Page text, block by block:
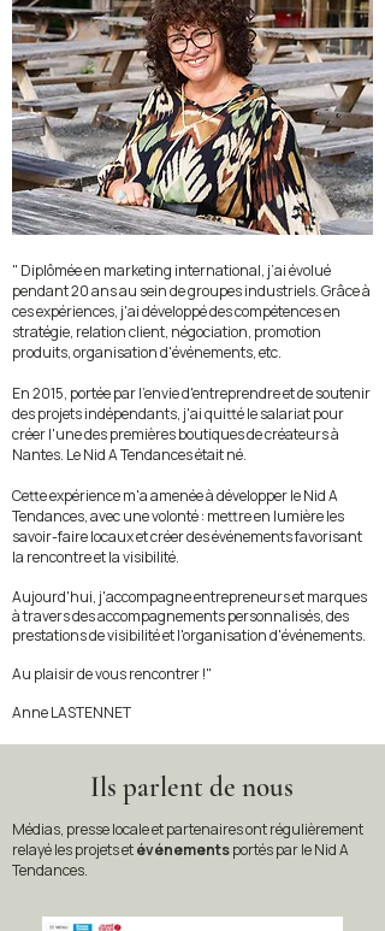
" Diplômée en marketing international, j’ai évolué
pendant 20 ans au sein de groupes industriels. Grâce à
ces expériences, j'ai développé des compétences en
stratégie, relation client, négociation, promotion
produits, organisation d'événements, etc.
En 2015, portée par l'envie d'entreprendre et de soutenir
des projets indépendants, j'ai quitté le salariat pour
créer l'une des premières boutiques de créateurs à
Nantes. Le Nid A Tendances était né.
Cette expérience m'a amenée à développer le Nid A
Tendances, avec une volonté : mettre en lumière les
savoir-faire locaux et créer des événements favorisant
la rencontre et la visibilité.
Aujourd'hui, j'accompagne entrepreneurs et marques
à travers des accompagnements personnalisés, des
prestations de visibilité et l'organisation d'événements.
Au plaisir de vous rencontrer !"
Anne LASTENNET
Ils parlent de nous
Médias, presse locale et partenaires ont régulièrement
relayé les projets etévénementsportéspar le Nid A
Tendances.